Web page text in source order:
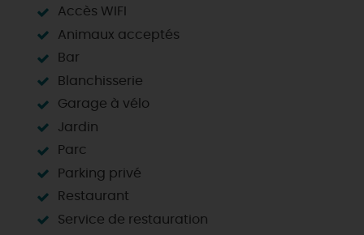
Accès WIFI
Animaux acceptés
Bar
Blanchisserie
Garage à vélo
Jardin
Parc
Parking privé
Restaurant
Service de restauration